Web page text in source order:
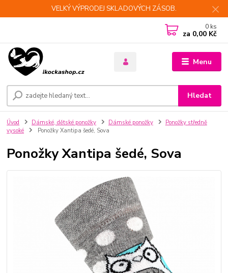
VELKÝ VÝPRODEJ SKLADOVÝCH ZÁSOB.
Menu
Hledat
0 ks
za 0,00 Kč
Úvod Dámské, dětské ponožky Dámské ponožky
Ponožky středně
vysoké
Ponožky Xantipa šedé, Sova
Ponožky Xantipa šedé, Sova